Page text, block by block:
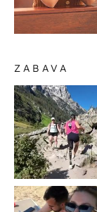
ZABAVA